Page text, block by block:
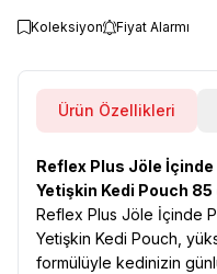
Koleksiyon Fiyat Alarmı
Ürün Özellikleri
Reflex Plus Jöle İçinde
Yetişkin Kedi Pouch 85
Reflex Plus Jöle İçinde
Yetişkin Kedi Pouch,
formülüyle kedinizin